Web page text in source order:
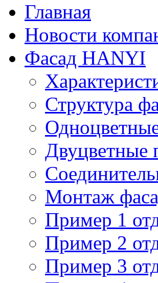
Главная
Новости
Фасад HANYI
Структура
Двуцветные
Монтаж
Пример 1
Пример 2
Пример 3